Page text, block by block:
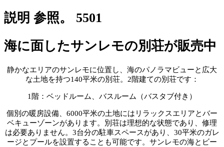
説明 参照。 5501
海に面したサンレモの別荘が販売中
静かなエリアのサンレモに位置し、海のパノラマビューと広大
な土地を持つ140平米の別荘。2階建ての別荘です：
1階：ベッドルーム、バスルーム（バスタブ付き）
個別の暖房設備、6000平米の土地にはリラックスエリアとバー
ベキューゾーンがあります。別荘は理想的な状態であり、修理
は必要ありません。3台分の駐車スペースがあり、30平米のガレ
ージとプールを設置することも可能です。サンレモの海とビー